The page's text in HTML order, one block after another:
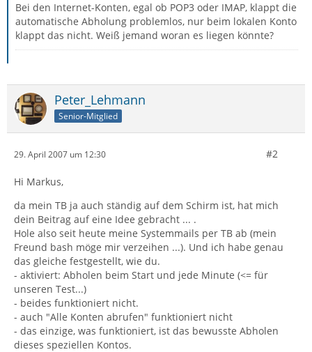
Bei den Internet-Konten, egal ob POP3 oder IMAP, klappt die
automatische Abholung problemlos, nur beim lokalen Konto
klappt das nicht. Weiß jemand woran es liegen könnte?
Peter_Lehmann
Senior-Mitglied
29. April 2007 um 12:30 #2
Hi Markus,
da mein TB ja auch ständig auf dem Schirm ist, hat mich
dein Beitrag auf eine Idee gebracht ... .
Hole also seit heute meine Systemmails per TB ab (mein
Freund bash möge mir verzeihen ...). Und ich habe genau
das gleiche festgestellt, wie du.
- aktiviert: Abholen beim Start und jede Minute (<= für
unseren Test...)
- beides funktioniert nicht.
- auch "Alle Konten abrufen" funktioniert nicht
- das einzige, was funktioniert, ist das bewusste Abholen
dieses speziellen Kontos.